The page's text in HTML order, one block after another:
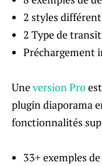
2 styles
2 Type de
Préchargement
Uneversion Pro
plugin diaporama
fonctionnalités
33+ exemples